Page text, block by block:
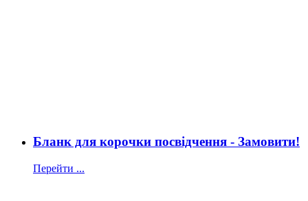
Бланк для корочки посвідчення - Замовити!
Перейти ...